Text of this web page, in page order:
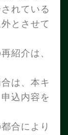
れている
とさせて
紹介は、
は、本キ
込内容を
合により